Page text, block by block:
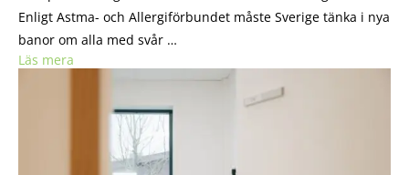
Enligt Astma- och Allergiförbundet måste Sverige tänka i nya
banor om alla med svår …
Läs mera